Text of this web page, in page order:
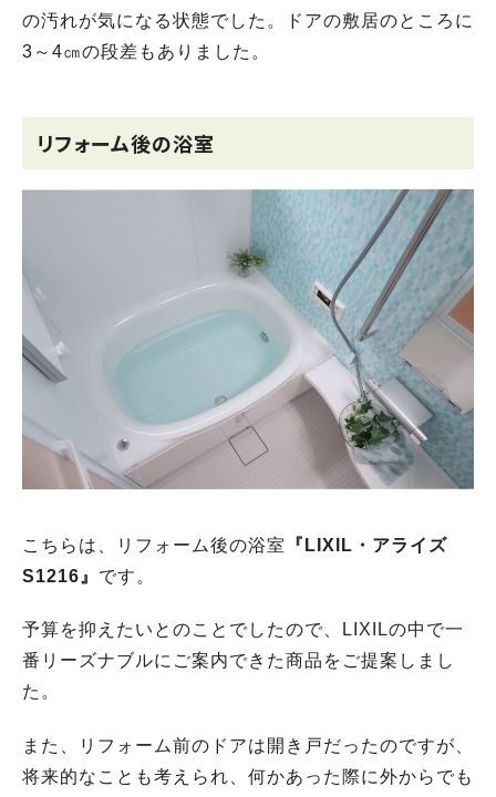
の汚れが気になる状態でした。ドアの敷居のところに
3～4㎝の段差もありました。
リフォーム後の浴室
こちらは、リフォーム後の浴室
『LIXIL・アライズ
S1216』 です。
予算を抑えたいとのことでしたので、LIXILの中で一
番リーズナブルにご案内できた商品をご提案しまし
た。
また、リフォーム前のドアは開き戸だったのですが、
将来的なことも考えられ、何かあった際に外からでも